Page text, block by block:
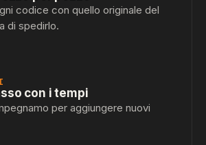
codice con quello originale del
di spedirlo.
con i tempi
per aggiungere nuovi